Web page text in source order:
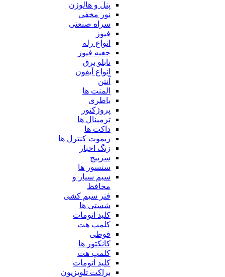
پنل و هالوژن
نور مخفی
سراه صنعتی
فیوز
انواع رله
جعبه فیوز
تابلو برق
انواع آیفون
آنتن
المنت ها
باطری
پروژکتور
ترمینال ها
داکت ها
ریموت کنترل ها
زنگ اخبار
سرپیچ
سنسور ها
سیم سیار و
محافظ
فنر سیم کشی
شستی ها
کلید اتومات
کلمپ هت
قوطی
کانکتور ها
کلمپ هت
کلید اتومات
براکت تلویزیون